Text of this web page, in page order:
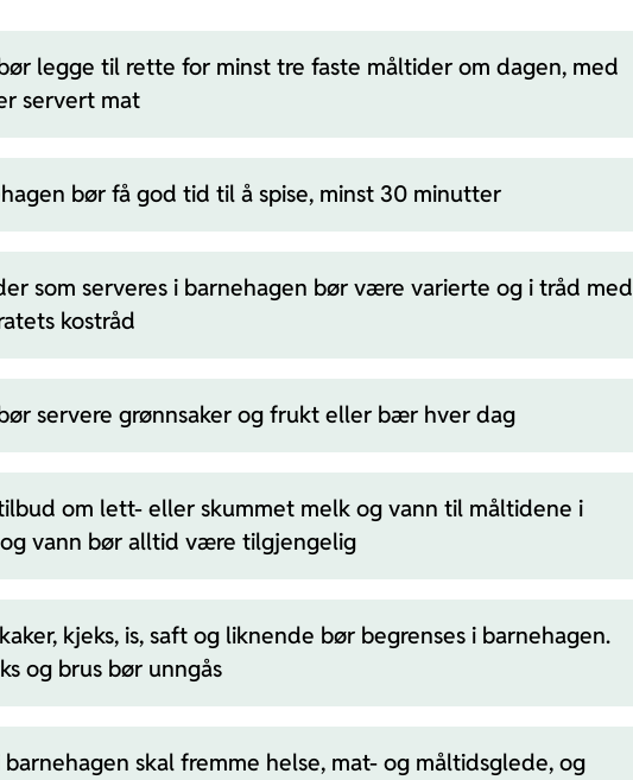
legge til rette for minst tre faste måltider om dagen, med
servert mat
bør få god tid til å spise, minst 30 minutter
som serveres i barnehagen bør være varierte og i tråd med
kostråd
servere grønnsaker og frukt eller bær hver dag
om lett- eller skummet melk og vann til måltidene i
vann bør alltid være tilgjengelig
kjeks, is, saft og liknende bør begrenses i barnehagen.
og brus bør unngås
skal fremme helse, mat- og måltidsglede, og